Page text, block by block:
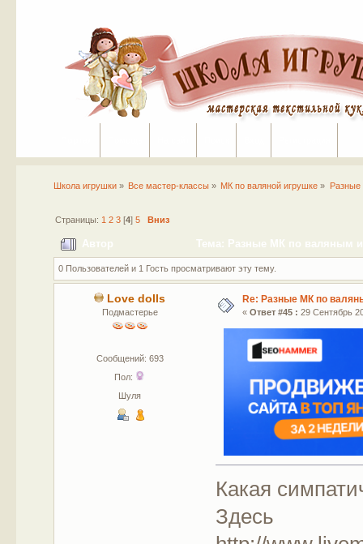
Школа игрушки» Все мастер-классы » МК по валяной игрушке »
Страницы: 1 2 3[4] 5 Вниз
Автор Тема: Разные МК по валяным
0 Пользователей и 1 Гость просматривают эту тему.
Love dolls
Подмастерье
Сообщений: 693
Пол:
Шуля
Re: Разные МК по
« Ответ #45 : 29 Сентябрь
Какая
Здесь